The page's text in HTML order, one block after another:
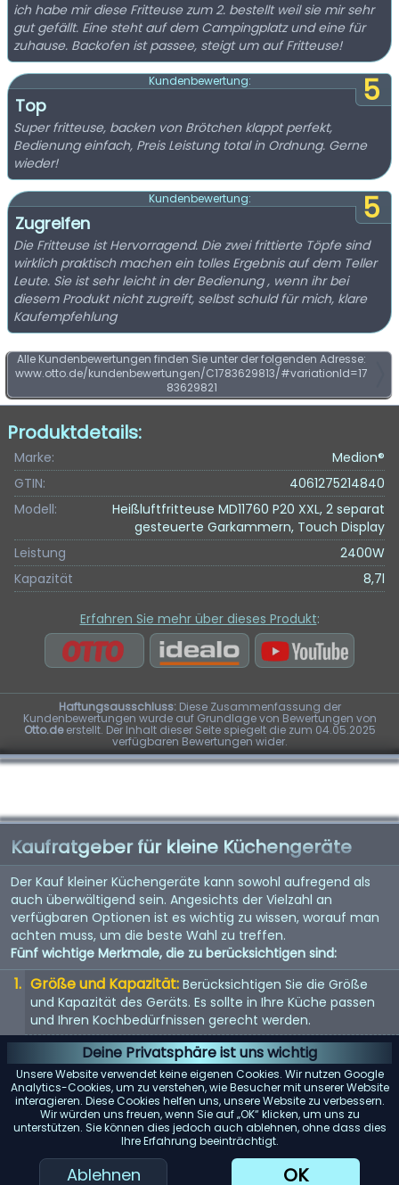
Deine Privatsphäre ist uns wichtig
Unsere Website verwendet keine eigenen Cookies. Wir nutzen Google
Analytics-Cookies, um zu verstehen, wie Besucher mit unserer Website
interagieren. Diese Cookies helfen uns, unsere Website zu verbessern.
Wir würden uns freuen, wenn Sie auf „OK“ klicken, um uns zu
unterstützen. Sie können dies jedoch auch ablehnen, ohne dass dies
Ihre Erfahrung beeinträchtigt.
Ablehnen OK
ich habe mir diese Fritteuse zum 2. bestellt weil sie mir sehr
gut gefällt. Eine steht auf dem Campingplatz und eine für
zuhause. Backofen ist passee, steigt um auf Fritteuse!
5
Kundenbewertung:
Top
Super fritteuse, backen von Brötchen klappt perfekt,
Bedienung einfach, Preis Leistung total in Ordnung. Gerne
wieder!
5
Kundenbewertung:
Zugreifen
Die Fritteuse ist Hervorragend. Die zwei frittierte Töpfe sind
wirklich praktisch machen ein tolles Ergebnis auf dem Teller
Leute. Sie ist sehr leicht in der Bedienung , wenn ihr bei
diesem Produkt nicht zugreift, selbst schuld für mich, klare
Kaufempfehlung
Alle Kundenbewertungen finden Sie unter der folgenden Adresse:
www.otto.de/kundenbewertungen/C1783629813/#variationId=17
83629821
Produktdetails:
Marke:
Medion®
GTIN:
4061275214840
Modell:
Heißluftfritteuse MD11760 P20 XXL, 2 separat
gesteuerte Garkammern, Touch Display
Leistung
2400W
Kapazität
8,7l
Erfahren Sie mehr über dieses Produkt:
Haftungsausschluss:Diese Zusammenfassung der
Kundenbewertungen wurde auf Grundlage von Bewertungen von
Otto.deerstellt. Der Inhalt dieser Seite spiegelt die zum 04.05.2025
verfügbaren Bewertungen wider.
Kaufratgeber für kleine Küchengeräte
Der Kauf kleiner Küchengeräte kann sowohl aufregend als
auch überwältigend sein. Angesichts der Vielzahl an
verfügbaren Optionen ist es wichtig zu wissen, worauf man
achten muss, um die beste Wahl zu treffen.
Fünf wichtige Merkmale, die zu berücksichtigen sind:
Größe und Kapazität: Berücksichtigen Sie die Größe
und Kapazität des Geräts. Es sollte in Ihre Küche passen
und Ihren Kochbedürfnissen gerecht werden.
Energieeffizienz: Energieeffiziente Geräte sparen nicht
nur Geld bei der Stromrechnung, sondern sind auch
umweltfreundlich.
Benutzerfreundlichkeit: Suchen Sie nach Geräten mit
benutzerfreundlichen Bedienelementen und Funktionen.
Sie sollten einfach zu bedienen und zu reinigen sein.
Haltbarkeit: Hochwertige Materialien und gute